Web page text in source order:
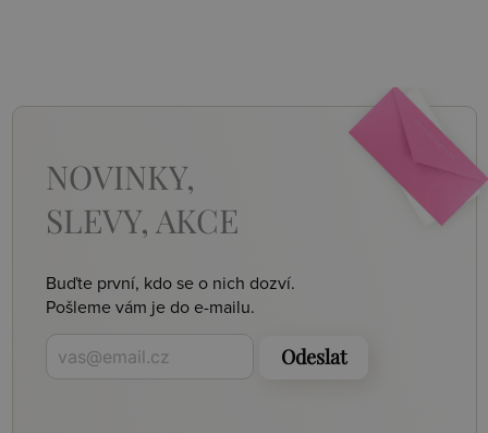
NOVINKY,
SLEVY, AKCE
Buďte první, kdo se o nich dozví.
Pošleme vám je do e-mailu.
Odeslat